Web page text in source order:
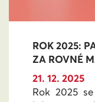
ROK 2025:
ZA ROVNÉ
21. 12. 2025
Rok 2025